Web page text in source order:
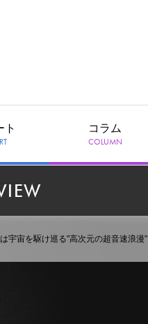
ト コラム
COLUMN
宇宙を駆け巡る"高次元の超音速浪漫"